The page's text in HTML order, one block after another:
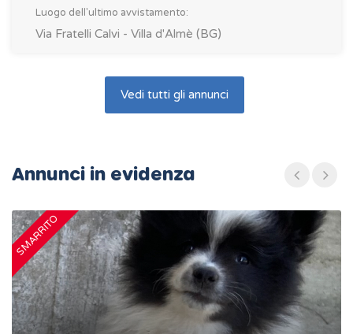
Luogo dell'ultimo avvistamento:
Via Fratelli Calvi - Villa d'Almè (BG)
Vedi tutti gli annunci
Annunci in evidenza
SMARRITO